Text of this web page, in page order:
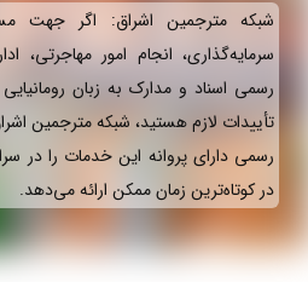
شبکه مترجمین اشراق: اگر جهت
سرمایه‌گذاری، انجام امور مهاجرتی،
رسمی اسناد و مدارک به زبان
تأییدات لازم هستید، شبکه مترجمین
رسمی دارای پروانه این خدمات را در
در کوتاه‌ترین زمان ممکن ارائه می‌دهد.